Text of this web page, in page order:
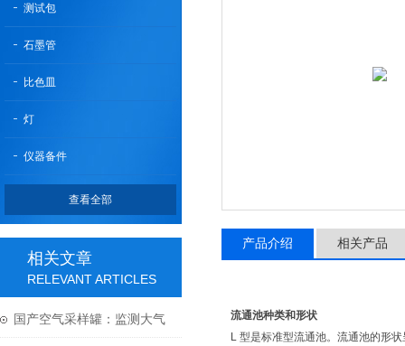
测试包
石墨管
比色皿
灯
仪器备件
查看全部
相关文章
RELEVANT ARTICLES
国产空气采样罐：监测大气
产品介绍 相关产品
流通池种类和形状
L 型是标准型流通池。流通池的形